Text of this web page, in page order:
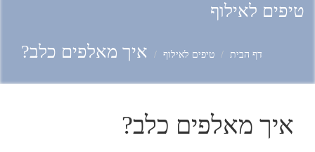
טיפים לאילוף
דף הבית טיפים לאילוף איך מאלפים כלב?
איך מאלפים כלב?